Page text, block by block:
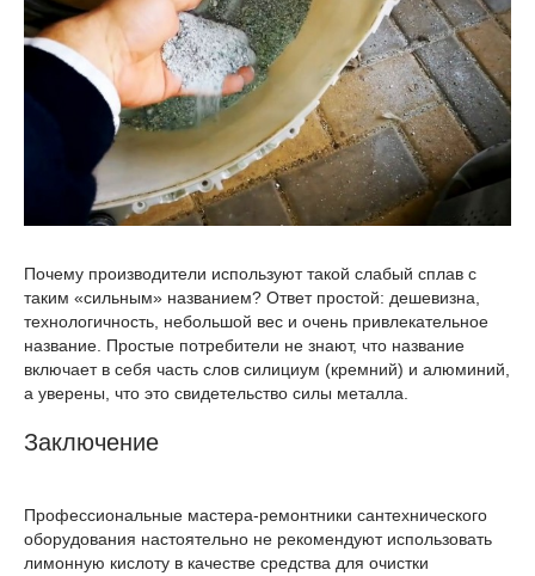
Почему производители используют такой слабый сплав с
таким «сильным» названием? Ответ простой: дешевизна,
технологичность, небольшой вес и очень привлекательное
название. Простые потребители не знают, что название
включает в себя часть слов силициум (кремний) и алюминий,
а уверены, что это свидетельство силы металла.
Заключение
Профессиональные мастера-ремонтники сантехнического
оборудования настоятельно не рекомендуют использовать
лимонную кислоту в качестве средства для очистки